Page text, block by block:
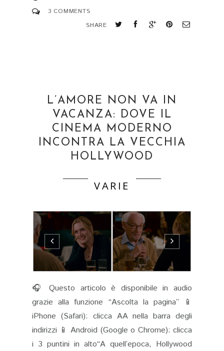
3 COMMENTS
SHARE
L’AMORE NON VA IN
VACANZA: DOVE IL
CINEMA MODERNO
INCONTRA LA VECCHIA
HOLLYWOOD
VARIE
🎧 Questo articolo è disponibile in audio
grazie alla funzione “Ascolta la pagina” 📱
iPhone (Safari): clicca AA nella barra degli
indirizzi 📱 Android (Google o Chrome): clicca
i 3 puntini in alto“A quell’epoca, Hollywood